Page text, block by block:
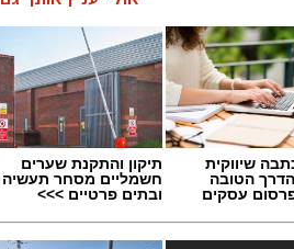
שיווקית
הטובה
עסקים
תיקון והתקנת שערים
חשמליים מסחר תעשיה
ובתים פרטיים >>>